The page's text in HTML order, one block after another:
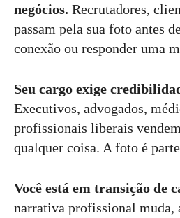
negócios. Recrutadores,
passam pela sua foto antes
conexão ou responder uma
Seu cargo exige
Executivos, advogados,
profissionais liberais
qualquer coisa. A foto é
Você está em transição de
narrativa profissional muda,